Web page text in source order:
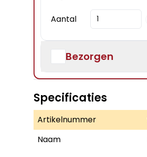
Aantal
Bezorgen
Specificaties
Artikelnummer
Naam